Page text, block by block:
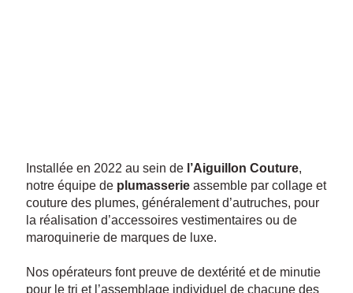
Installée en 2022 au sein de l’Aiguillon Couture,
notre équipe de plumasserieassemble par collage et
couture des plumes, généralement d’autruches, pour
la réalisation d’accessoires vestimentaires ou de
maroquinerie de marques de luxe.
Nos opérateurs font preuve de dextérité et de minutie
pour le tri et l’assemblage individuel de chacune des